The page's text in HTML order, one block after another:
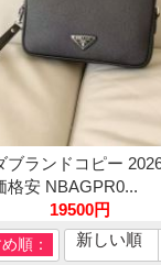
ブランドコピー
格安 NBAGPR0...
19500円
順： 新しい順